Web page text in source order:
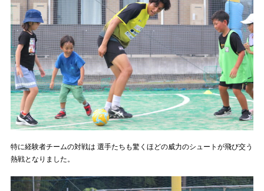
特に経験者チームの対戦は 選手たちも驚くほどの威力のシュートが飛び交う
熱戦となりました。